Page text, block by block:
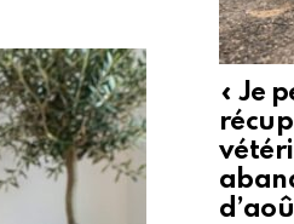
« Je